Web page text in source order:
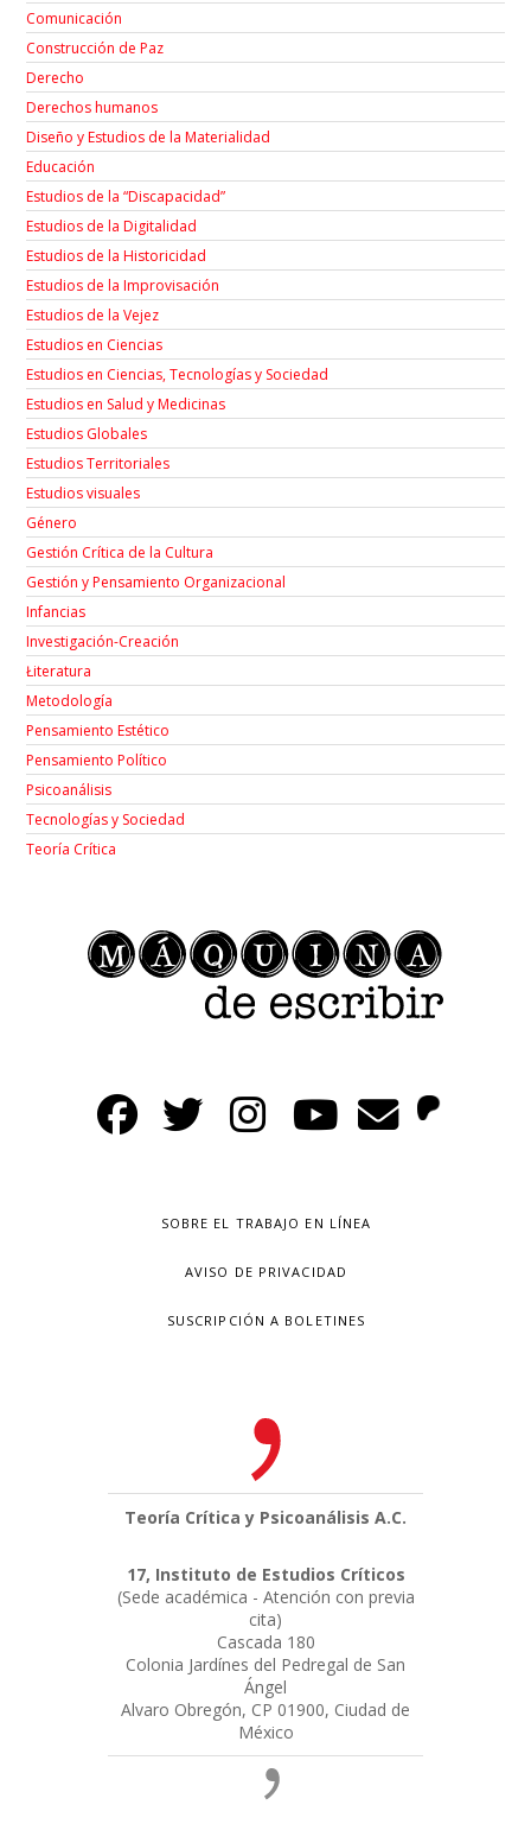
Comunicación
Construcción de Paz
Derecho
Derechos humanos
Diseño y Estudios de la Materialidad
Educación
Estudios de la “Discapacidad”
Estudios de la Digitalidad
Estudios de la Historicidad
Estudios de la Improvisación
Estudios de la Vejez
Estudios en Ciencias
Estudios en Ciencias, Tecnologías y Sociedad
Estudios en Salud y Medicinas
Estudios Globales
Estudios Territoriales
Estudios visuales
Género
Gestión Crítica de la Cultura
Gestión y Pensamiento Organizacional
Infancias
Investigación-Creación
Łiteratura
Metodología
Pensamiento Estético
Pensamiento Político
Psicoanálisis
Tecnologías y Sociedad
Teoría Crítica
SOBRE EL TRABAJO EN LÍNEA
AVISO DE PRIVACIDAD
SUSCRIPCIÓN A BOLETINES
Teoría Crítica y Psicoanálisis A.C.
17, Instituto de Estudios Críticos
(Sede académica - Atención con previa
cita)
Cascada 180
Colonia Jardínes del Pedregal de San
Ángel
Alvaro Obregón, CP 01900, Ciudad de
México